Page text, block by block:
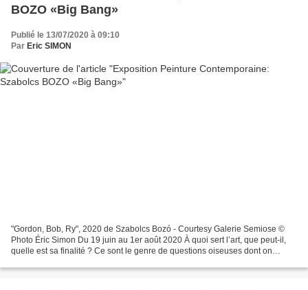
BOZO «Big Bang»
Publié le 13/07/2020 à 09:10
Par Eric SIMON
"Gordon, Bob, Ry", 2020 de Szabolcs Bozó - Courtesy Galerie Semiose ©
Photo Éric Simon Du 19 juin au 1er août 2020 À quoi sert l’art, que peut-il,
quelle est sa finalité ? Ce sont le genre de questions oiseuses dont on